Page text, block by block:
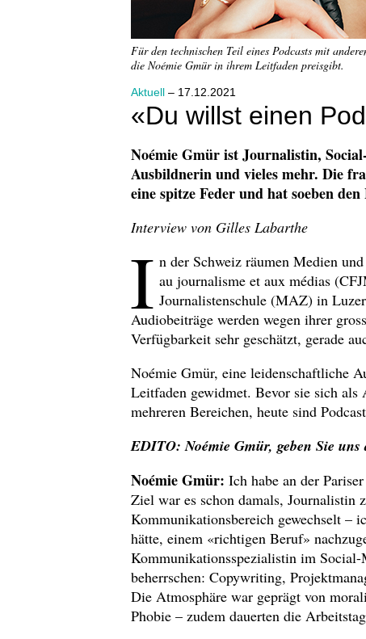
Für den technischen Teil eines Podcasts mit
die Noémie Gmür in ihrem Leitfaden preisgibt.
Aktuell – 17.12.2021
«Du willst einen
Noémie Gmür ist Journalistin,
Ausbildnerin und vieles mehr. Die
eine spitze Feder und hat soeben
Interview von Gilles Labarthe
I n der Schweiz räumen Medien
au journalisme et aux médias
Journalistenschule (MAZ) in
Audiobeiträge werden wegen ihrer
Verfügbarkeit sehr geschätzt, gerade
Noémie Gmür, eine leidenschaftliche
Leitfaden gewidmet. Bevor sie sich
mehreren Bereichen, heute sind
EDITO: Noémie Gmür, geben Sie
Noémie Gmür: Ich habe an der
Ziel war es schon damals, Journalistin
Kommunikationsbereich gewechselt –
hätte, einem «richtigen Beruf»
Kommunikationsspezialistin im
beherrschen: Copywriting,
Die Atmosphäre war geprägt von
Phobie – zudem dauerten die